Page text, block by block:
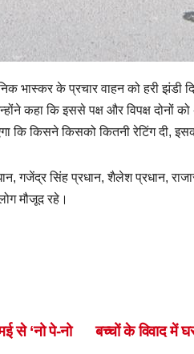
भास्कर के प्रचार वाहन को हरी झंडी
कहा कि इससे पक्ष और विपक्ष दोनों
कि किसने किसको कितनी रेटिंग दी,
गजेंद्र सिंह प्रधान, शैलेश प्रधान,
मौजूद रहे।
बच्चों के विवाद में
से ‘नो पे-नो